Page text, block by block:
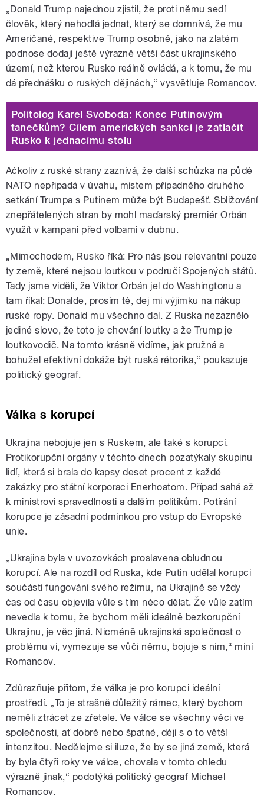
„Donald Trump najednou zjistil, že proti němu sedí
člověk, který nehodlá jednat, který se domnívá, že mu
Američané, respektive Trump osobně, jako na zlatém
podnose dodají ještě výrazně větší část ukrajinského
území, než kterou Rusko reálně ovládá, a k tomu, že mu
dá přednášku o ruských dějinách,“ vysvětluje Romancov.
Politolog Karel Svoboda: Konec Putinovým
tanečkům? Cílem amerických sankcí je zatlačit
Rusko k jednacímu stolu
Ačkoliv z ruské strany zaznívá, že další schůzka na půdě
NATO nepřipadá v úvahu, místem případného druhého
setkání Trumpa s Putinem může být Budapešť. Sbližování
znepřátelených stran by mohl maďarský premiér Orbán
využít v kampani před volbami v dubnu.
„Mimochodem, Rusko říká: Pro nás jsou relevantní pouze
ty země, které nejsou loutkou v područí Spojených států.
Tady jsme viděli, že Viktor Orbán jel do Washingtonu a
tam říkal: Donalde, prosím tě, dej mi výjimku na nákup
ruské ropy. Donald mu všechno dal. Z Ruska nezaznělo
jediné slovo, že toto je chování loutky a že Trump je
loutkovodič. Na tomto krásně vidíme, jak pružná a
bohužel efektivní dokáže být ruská rétorika,“ poukazuje
politický geograf.
Válka s korupcí
Ukrajina nebojuje jen s Ruskem, ale také s korupcí.
Protikorupční orgány v těchto dnech pozatýkaly skupinu
lidí, která si brala do kapsy deset procent z každé
zakázky pro státní korporaci Enerhoatom. Případ sahá až
k ministrovi spravedlnosti a dalším politikům. Potírání
korupce je zásadní podmínkou pro vstup do Evropské
unie.
„Ukrajina byla v uvozovkách proslavena obludnou
korupcí. Ale na rozdíl od Ruska, kde Putin udělal korupci
součástí fungování svého režimu, na Ukrajině se vždy
čas od času objevila vůle s tím něco dělat. Že vůle zatím
nevedla k tomu, že bychom měli ideálně bezkorupční
Ukrajinu, je věc jiná. Nicméně ukrajinská společnost o
problému ví, vymezuje se vůči němu, bojuje s ním,“ míní
Romancov.
Zdůrazňuje přitom, že válka je pro korupci ideální
prostředí. „To je strašně důležitý rámec, který bychom
neměli ztrácet ze zřetele. Ve válce se všechny věci ve
společnosti, ať dobré nebo špatné, dějí s o to větší
intenzitou. Nedělejme si iluze, že by se jiná země, která
by byla čtyři roky ve válce, chovala v tomto ohledu
výrazně jinak,“ podotýká politický geograf Michael
Romancov.